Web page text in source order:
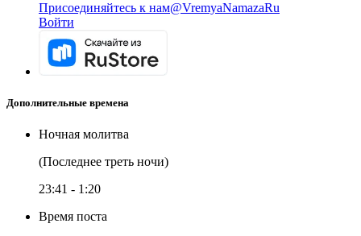
Присоединяйтесь к нам@VremyaNamazaRu
Войти
Дополнительные времена
Ночная молитва
(Последнее треть ночи)
23:41 - 1:20
Время поста